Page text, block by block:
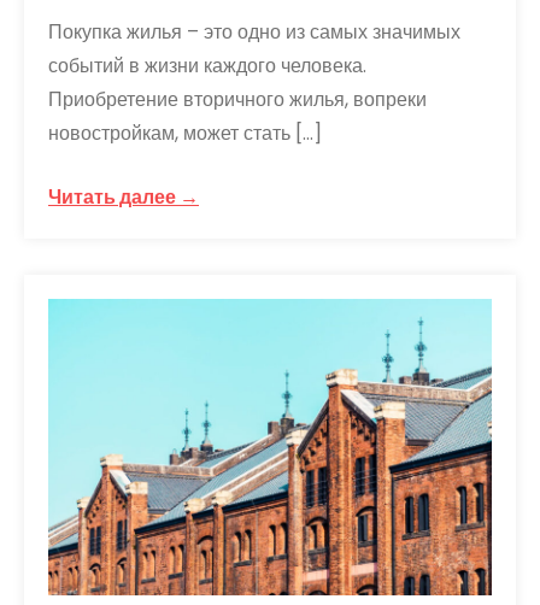
Покупка жилья – это одно из самых значимых
событий в жизни каждого человека.
Приобретение вторичного жилья, вопреки
новостройкам, может стать […]
Читать далее →